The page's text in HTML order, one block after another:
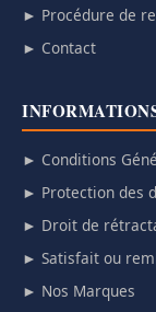
► Procédure de
► Contact
► Conditions
► Protection des
► Droit de
► Satisfait ou
► Nos Marques